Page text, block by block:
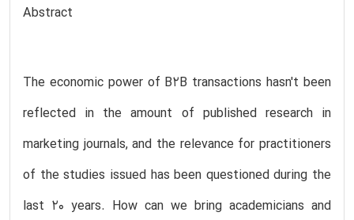
Abstract
The economic power of B2B transactions hasn't been
reflected in the amount of published research in
marketing journals, and the relevance for practitioners
of the studies issued has been questioned during the
last 20 years. How can we bring academicians and